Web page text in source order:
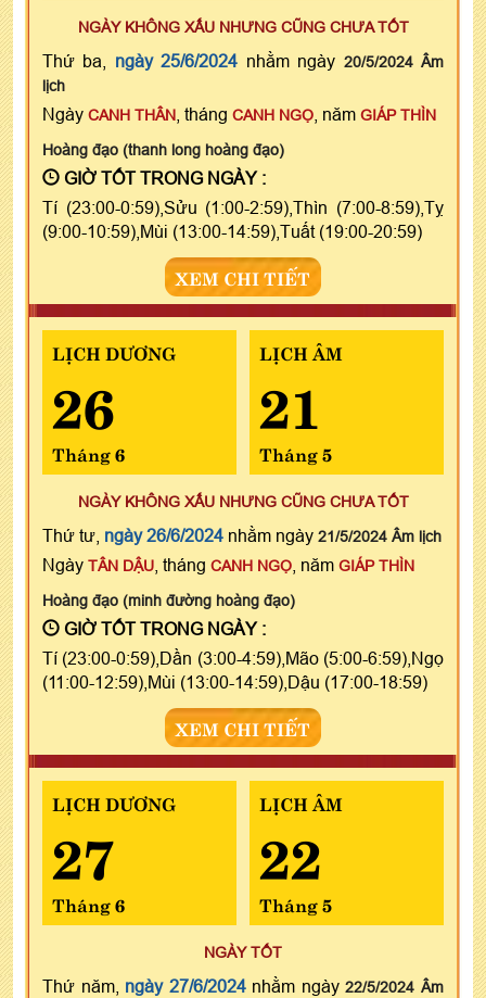
NGÀY KHÔNG XẤU NHƯNG CŨNG CHƯA TỐT
Thứ ba, ngày 25/6/2024 nhằm ngày 20/5/2024 Âm
lịch
Ngày CANH THÂN , tháng CANH NGỌ , năm GIÁP THÌN
Hoàng đạo (thanh long hoàng đạo)
GIỜ TỐT TRONG NGÀY :
Tí (23:00-0:59),Sửu (1:00-2:59),Thìn (7:00-8:59),Tỵ
(9:00-10:59),Mùi (13:00-14:59),Tuất (19:00-20:59)
XEM CHI TIẾT
LỊCH DƯƠNG
26
Tháng 6
LỊCH ÂM
21
Tháng 5
NGÀY KHÔNG XẤU NHƯNG CŨNG CHƯA TỐT
Thứ tư, ngày 26/6/2024 nhằm ngày 21/5/2024 Âm lịch
Ngày TÂN DẬU , tháng CANH NGỌ , năm GIÁP THÌN
Hoàng đạo (minh đường hoàng đạo)
GIỜ TỐT TRONG NGÀY :
Tí (23:00-0:59),Dần (3:00-4:59),Mão (5:00-6:59),Ngọ
(11:00-12:59),Mùi (13:00-14:59),Dậu (17:00-18:59)
XEM CHI TIẾT
LỊCH DƯƠNG
27
Tháng 6
LỊCH ÂM
22
Tháng 5
NGÀY TỐT
Thứ năm, ngày 27/6/2024nhằm ngày22/5/2024 Âm